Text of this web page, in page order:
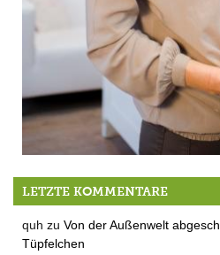
Die Kinderkrankenschwester
LETZTE KOMMENTARE
quh zu Von der Außenwelt
Tüpfelchen